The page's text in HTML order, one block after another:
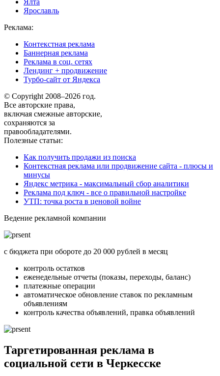
Ялта
Ярославль
Реклама:
Контекстная реклама
Баннерная реклама
Реклама в соц. сетях
Лендинг + продвижение
Турбо-сайт от Яндекса
© Copyright 2008–2026 год.
Все авторские права,
включая смежные авторские,
сохраняются за
правообладателями.
Полезные статьи:
Как получить продажи из поиска
Контекстная реклама или продвижение сайта - плюсы и
минусы
Яндекс метрика - максимальный сбор аналитики
Реклама под ключ - все о правильной настройке
УТП: точка роста в ценовой войне
Ведение рекламной компании
с бюджета при обороте до 20 000 рублей в месяц
контроль остатков
еженедельные отчеты (показы, переходы, баланс)
платежные операции
автоматическое обновление ставок по рекламным
объявлениям
контроль качества объявлений, правка объявлений
Таргетированная реклама в
социальной сети в Черкесске